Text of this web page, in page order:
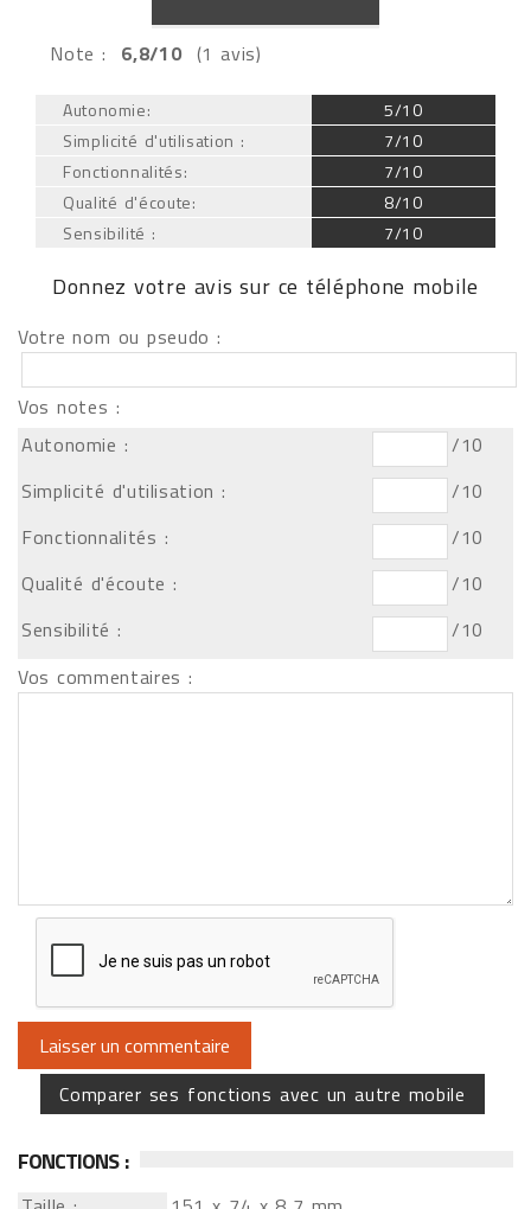
Note : 6,8/10 (1 avis)
Autonomie:
Simplicité d'utilisation :
Fonctionnalités:
Qualité d'écoute:
Sensibilité :
5/10
7/10
7/10
8/10
7/10
Donnez votre avis sur ce téléphone mobile
Votre nom ou pseudo :
Vos notes :
Autonomie :
/10
Simplicité d'utilisation :
/10
Fonctionnalités :
/10
Qualité d'écoute :
/10
Sensibilité :
/10
Vos commentaires :
Comparer ses fonctions avec un autre mobile
FONCTIONS :